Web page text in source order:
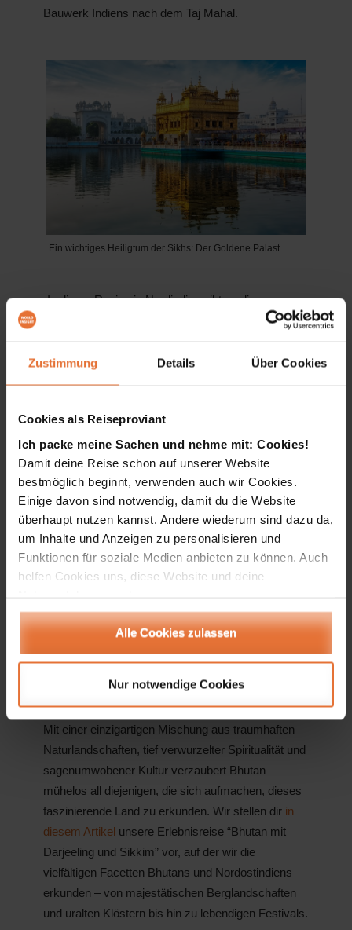
Zustimmung Details Über Cookies
Cookies als Reiseproviant
Ich packe meine Sachen und nehme mit: Cookies!
Damit deine Reise schon auf unserer Website
bestmöglich beginnt, verwenden auch wir Cookies.
Einige davon sind notwendig, damit du die Website
überhaupt nutzen kannst. Andere wiederum sind dazu da,
um Inhalte und Anzeigen zu personalisieren und
Funktionen für soziale Medien anbieten zu können. Auch
helfen Cookies uns, diese Website und deine
Alle Cookies zulassen
Nur notwendige Cookies
Bauwerk Indiens nach dem Taj Mahal.
Ein wichtiges Heiligtum der Sikhs: Der Goldene Palast.
„In dieser Region in Nordindien gibt es die
bekanntesten Klöster in Ladakh, wir haben den
des Dalai Lamas, der dort mit den Leuten interagiert
und wir haben wunderschöne Landschaften. All das
fantastische Tour, die viele Impressionen bietet“,
meint Country Manager Mr Sharma.
Erfahre mehr über die Himalaya-
Staaten
Mit einer einzigartigen Mischung aus traumhaften
Naturlandschaften, tief verwurzelter Spiritualität und
sagenumwobener Kultur verzaubert Bhutan
mühelos all diejenigen, die sich aufmachen, dieses
faszinierende Land zu erkunden. Wir stellen dir in
diesem Artikel unsere Erlebnisreise “Bhutan mit
Darjeeling und Sikkim” vor, auf der wir die
vielfältigen Facetten Bhutans und Nordostindiens
erkunden – von majestätischen Berglandschaften
und uralten Klöstern bis hin zu lebendigen Festivals.